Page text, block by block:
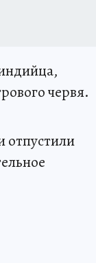
червя.
отпустили